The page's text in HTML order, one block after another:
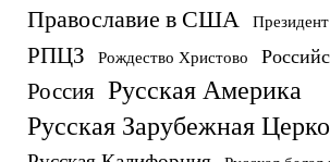
Православие в США
РПЦЗ Рождество Христово
Россия Русская Америка
Русская Зарубежная